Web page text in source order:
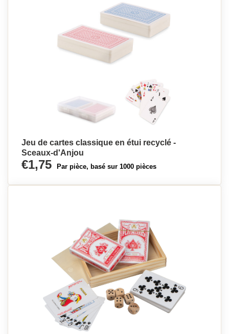
Jeu de cartes classique en étui recyclé -
Sceaux-d'Anjou
€1,75 Par pièce, basé sur 1000 pièces